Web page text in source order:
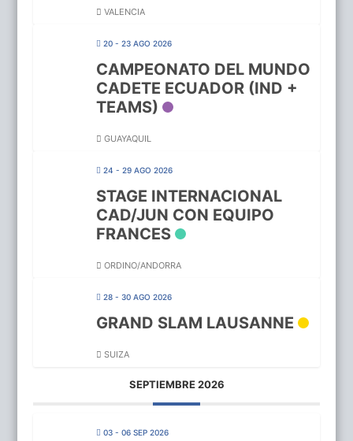
VALENCIA
20 - 23 AGO 2026
CAMPEONATO DEL MUNDO
CADETE ECUADOR (IND +
TEAMS)
GUAYAQUIL
24 - 29 AGO 2026
STAGE INTERNACIONAL
CAD/JUN CON EQUIPO
FRANCES
ORDINO/ANDORRA
28 - 30 AGO 2026
GRAND SLAM LAUSANNE
SUIZA
SEPTIEMBRE 2026
03 - 06 SEP 2026